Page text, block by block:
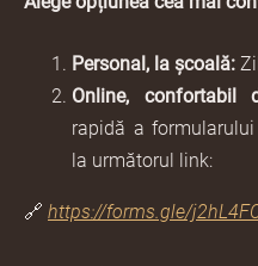
Personal, la școală:
Online, confortabil
rapidă a
la următorul link:
🔗 https://forms.gle/